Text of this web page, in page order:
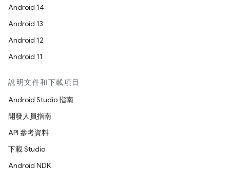
Android 14
Android 13
Android 12
Android 11
說明文件和下載項目
Android Studio 指南
開發人員指南
API 參考資料
下載 Studio
Android NDK